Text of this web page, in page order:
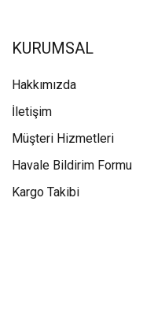
KURUMSAL
Hakkımızda
İletişim
Müşteri Hizmetleri
Havale Bildirim Formu
Kargo Takibi